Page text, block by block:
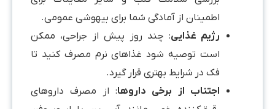
اطمینان از آمادگی شما برای بیهوشی عمومی.
رژیم غذایی: چند روز پیش از جراحی، ممکن
است توصیه شود غذاهای نرم مصرف کنید تا
فک در شرایط بهتری قرار گیرد.
اجتناب از برخی داروها : از مصرف داروهای